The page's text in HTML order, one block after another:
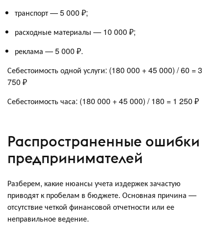
транспорт — 5 000 ₽;
расходные материалы — 10 000 ₽;
реклама — 5 000 ₽.
Себестоимость одной услуги: (180 000 + 45 000) / 60 = 3
750 ₽
Себестоимость часа: (180 000 + 45 000) / 180 = 1 250 ₽
Распространенные ошибки
предпринимателей
Разберем, какие нюансы учета издержек зачастую
приводят к пробелам в бюджете. Основная причина —
отсутствие четкой финансовой отчетности или ее
неправильное ведение.